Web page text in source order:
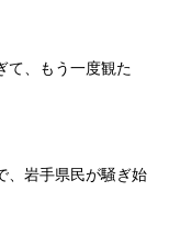
て、もう一度観た
、岩手県民が騒ぎ始